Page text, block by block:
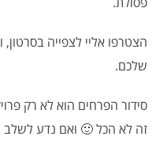
הצטרפו אליי לצפייה
שלכם.
סידור הפרחים הוא לא רק
זה לא הכל 🙂 ואם נדע לשלב